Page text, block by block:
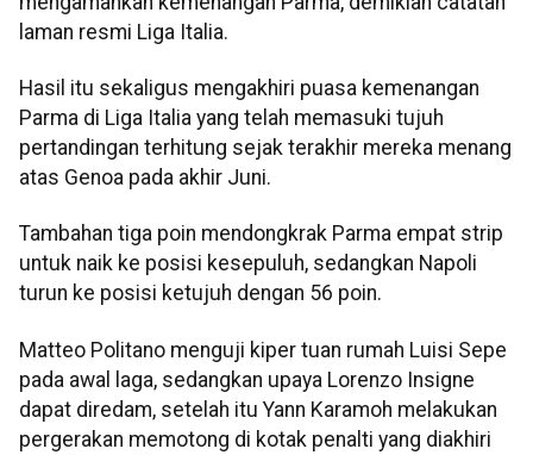
laman resmi Liga Italia.
Hasil itu sekaligus mengakhiri puasa kemenangan
Parma di Liga Italia yang telah memasuki tujuh
pertandingan terhitung sejak terakhir mereka menang
atas Genoa pada akhir Juni.
Tambahan tiga poin mendongkrak Parma empat strip
untuk naik ke posisi kesepuluh, sedangkan Napoli
turun ke posisi ketujuh dengan 56 poin.
Matteo Politano menguji kiper tuan rumah Luisi Sepe
pada awal laga, sedangkan upaya Lorenzo Insigne
dapat diredam, setelah itu Yann Karamoh melakukan
pergerakan memotong di kotak penalti yang diakhiri